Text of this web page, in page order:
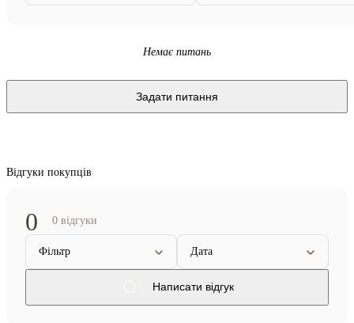
Немає питань
Задати питання
Відгуки покупців
0 0 відгуки
Фільтр Дата
Написати відгук